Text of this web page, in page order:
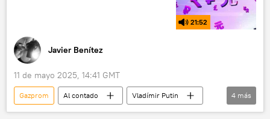
21:52
Javier Benítez
11 de mayo 2025, 14:41 GMT
Gazprom Al contado
Vladímir Putin
China
Xi Jinping
Mongolia
4 más